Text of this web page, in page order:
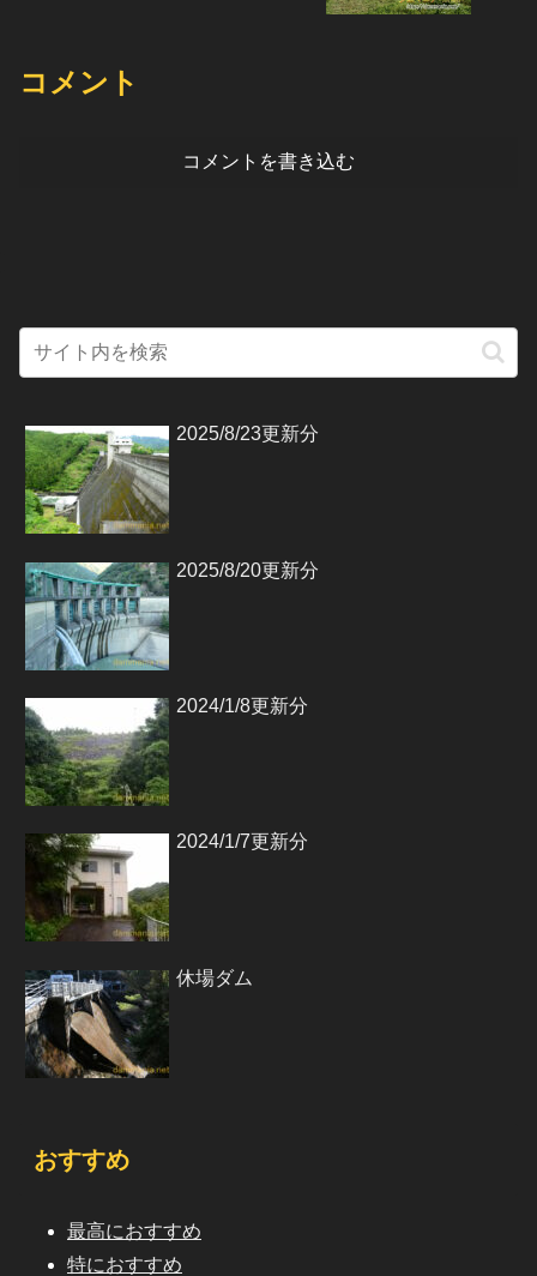
コメント
コメントを書き込む
2025/8/23更新分
2025/8/20更新分
2024/1/8更新分
2024/1/7更新分
休場ダム
おすすめ
最高におすすめ
特におすすめ